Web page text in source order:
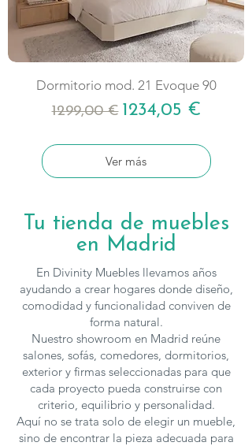
Dormitorio mod. 21 Evoque 90
Precio
1299,00 € Precio de oferta
1234,05 €
Ver más
Tu tienda de muebles
en Madrid
En Divinity Muebles llevamos años
ayudando a crear hogares donde diseño,
comodidad y funcionalidad conviven de
forma natural.
Nuestro showroom en Madrid reúne
salones, sofás, comedores, dormitorios,
exterior y firmas seleccionadas para que
cada proyecto pueda construirse con
criterio, equilibrio y personalidad.
Aquí no se trata solo de elegir un mueble,
sino de encontrar la pieza adecuada para